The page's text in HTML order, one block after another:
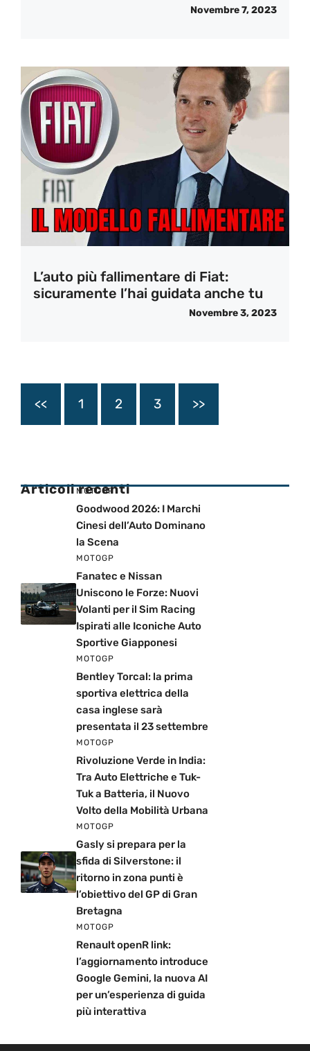
Novembre 7, 2023
L’auto più fallimentare di Fiat:
sicuramente l’hai guidata anche tu
Novembre 3, 2023
<< 1 2 3 >>
Articoli recenti
MOTOGP
Goodwood 2026: I Marchi
Cinesi dell’Auto Dominano
la Scena
MOTOGP
Fanatec e Nissan
Uniscono le Forze: Nuovi
Volanti per il Sim Racing
Ispirati alle Iconiche Auto
Sportive Giapponesi
MOTOGP
Bentley Torcal: la prima
sportiva elettrica della
casa inglese sarà
presentata il 23 settembre
MOTOGP
Rivoluzione Verde in India:
Tra Auto Elettriche e Tuk-
Tuk a Batteria, il Nuovo
Volto della Mobilità Urbana
MOTOGP
Gasly si prepara per la
sfida di Silverstone: il
ritorno in zona punti è
l’obiettivo del GP di Gran
Bretagna
MOTOGP
Renault openR link:
l’aggiornamento introduce
Google Gemini, la nuova AI
per un’esperienza di guida
più interattiva